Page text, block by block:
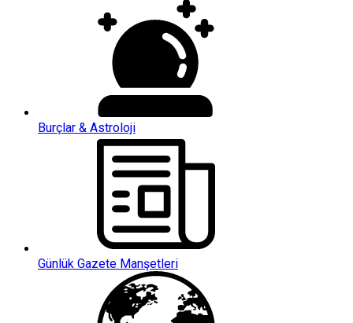
Burçlar & Astroloji
Günlük Gazete Manşetleri